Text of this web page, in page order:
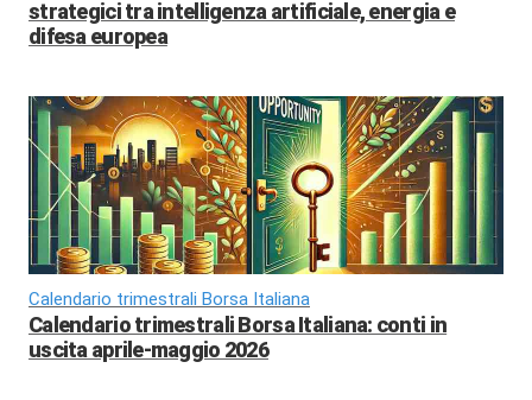
strategici tra intelligenza artificiale, energia e
difesa europea
Calendario trimestrali Borsa Italiana
Calendario trimestrali Borsa Italiana: conti in
uscita aprile-maggio 2026